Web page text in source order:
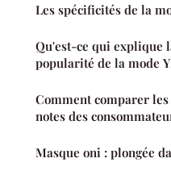
Les spécificités de la
Qu'est-ce qui explique
popularité de la mode
Comment comparer
notes des
Masque oni : plongée